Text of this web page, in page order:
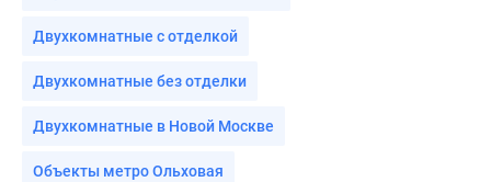
Двухкомнатные с отделкой
Двухкомнатные без отделки
Двухкомнатные в Новой Москве
Объекты метро Ольховая